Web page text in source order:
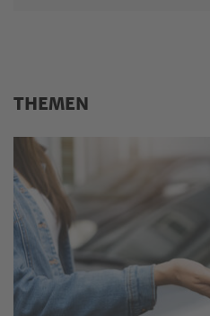
THEMEN
Themen